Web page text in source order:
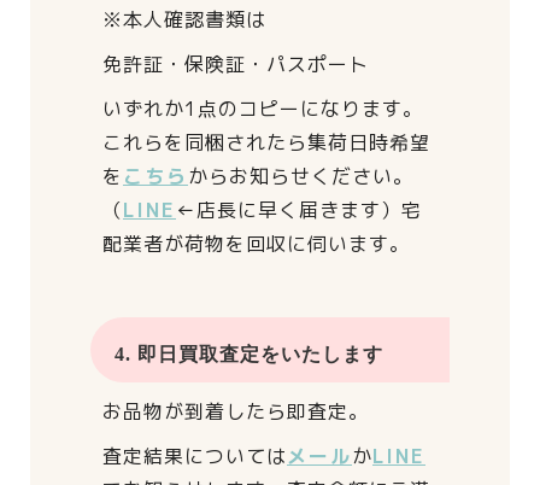
※本人確認書類は
免許証・保険証・パスポート
いずれか1点のコピーになります。
これらを同梱されたら集荷日時希望
を こちら からお知らせください。
（LINE ←店長に早く届きます） 宅
配業者が荷物を回収に伺います。
4. 即日買取査定をいたします
お品物が到着したら即査定。
査定結果についてはメールかLINE